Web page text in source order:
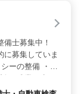
す。 ＜ベ
では、自動
数は問われ
が整ってい
いれば応募可
点が魅力で
士募集中！
に募集していま
ーの整備 ・定